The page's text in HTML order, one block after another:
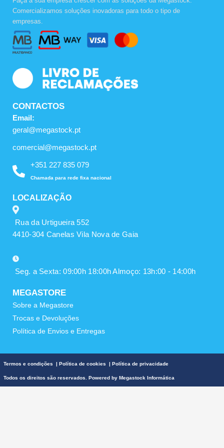
e
o
o
k
t
r
a
m
t
u
e
Comercializamos soluções inovadoras para todo o tipo de
empresas.
CONTACTOS
Email:
geral@megastock.pt
comercial@megastock.pt
+351 227 835 079
Chamada para rede fixa nacional
LOCALIZAÇÃO
Rua da Urtigueira 552
4410-304 Canelas Vila Nova de Gaia
Seg. a Sexta: 09:00h 18:00h Almoço: 13h:00 - 14:00h
MEGASTORE
Sobre a Megastore
Trocas e Devoluções
Política de Envios e Entregas
Termos e condições | Política de cookies | Política de privacidade
Todos os direitos são reservados. Powered by Megastock Informática